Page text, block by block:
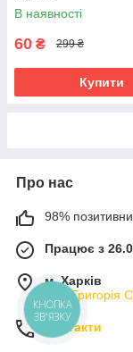
В наявності
60 ₴ 299 ₴
Купити
Про нас
98%
Працює з
м. Харків
вул. Григорія
Контакти
КНОПКА
ЗВ'ЯЗКУ